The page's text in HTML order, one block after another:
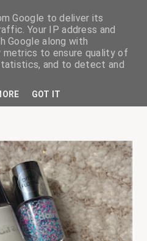
Google to deliver its
Your IP address and
Google along with
metrics to ensure quality of
and to detect and
GOT IT